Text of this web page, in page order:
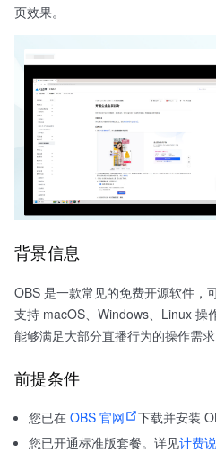
页效果。
背景信息
OBS 是一款常见的免费开源软件，
支持 macOS、Windows、Linux 操
能够满足大部分直播行为的操作需求
前提条件
您已在 OBS 官网
下载并安装
您已开通标准版套餐。详见计费